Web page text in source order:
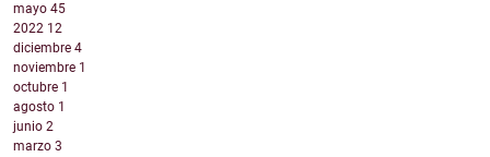
mayo 45
2022 12
diciembre 4
noviembre 1
octubre 1
agosto 1
junio 2
marzo 3